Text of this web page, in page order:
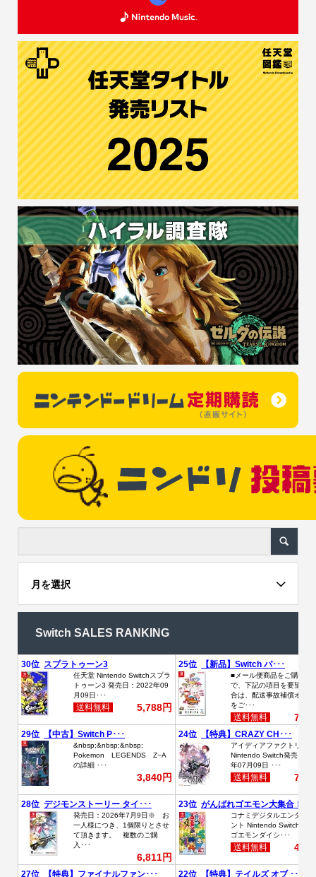
月を選択
Switch SALES RANKING